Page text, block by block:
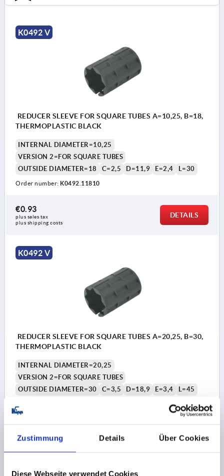
Zustimmung Details Über Cookies
Diese Webseite verwendet Cookies
K0492 V
REDUCER SLEEVE FOR SQUARE TUBES A=10,25, B=18,
THERMOPLASTIC BLACK
INTERNAL DIAMETER=10,25
VERSION 2=FOR SQUARE TUBES
OUTSIDE DIAMETER=18
C=2,5 D=11,9 E=2,4 L=30
Order number: K0492.11810
€0.93
plus sales tax
plus shipping costs
DETAILS
K0492 V
REDUCER SLEEVE FOR SQUARE TUBES A=20,25, B=30,
THERMOPLASTIC BLACK
INTERNAL DIAMETER=20,25
VERSION 2=FOR SQUARE TUBES
OUTSIDE DIAMETER=30
C=3,5 D=18,9 E=3,4 L=45
plus sales tax
plus shipping costs
DETAILS